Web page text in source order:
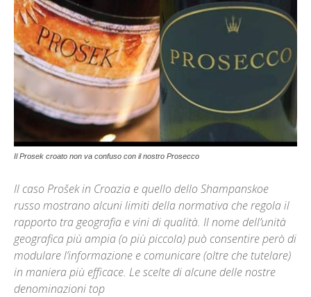
Il Prosek croato non va confuso con il nostro Prosecco
Il caso Prošek in Croazia e quello dello Shampanskoe
russo mostrano alcuni limiti della normativa che regola il
rapporto tra geografia e vini di qualità. Il nome dell’unità
geografica più ampia (o più piccola) può consentire però di
modulare l’informazione e comunicare (oltre che tutelare)
in maniera più efficace. Le scelte di alcune delle nostre
denominazioni top